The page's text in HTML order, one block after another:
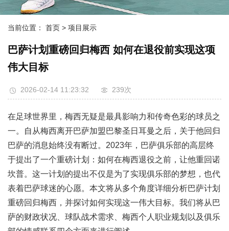
当前位置： 首页 > 项目展示
巴萨计划重磅回归梅西 如何在退役前实现这项
伟大目标
2026-02-14 11:23:32 239次
在足球世界里，梅西无疑是最具影响力和传奇色彩的球员之
一。自从梅西离开巴萨加盟巴黎圣日耳曼之后，关于他回归
巴萨的消息始终没有断过。2023年，巴萨俱乐部的高层终
于提出了一个重磅计划：如何在梅西退役之前，让他重回诺
坎普。这一计划的提出不仅是为了实现俱乐部的梦想，也代
表着巴萨球迷的心愿。本文将从多个角度详细分析巴萨计划
重磅回归梅西，并探讨如何实现这一伟大目标。我们将从巴
萨的财政状况、球队战术需求、梅西个人职业规划以及俱乐